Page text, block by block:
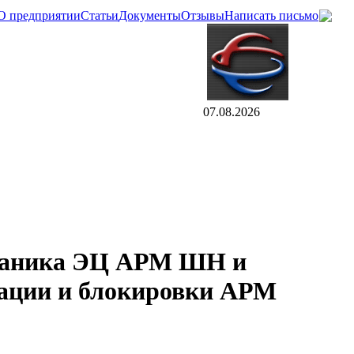
предприятииСтатьиДокументыОтзывыНаписать письмо
07.08.2026
ЭЦ АРМ ШН и
и блокировки АРМ